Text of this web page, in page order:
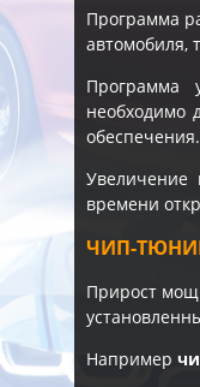
Программа
автомобиля,
Программа
необходимо
обеспечения.
Увеличение
времени
ЧИП-
Прирост
Например